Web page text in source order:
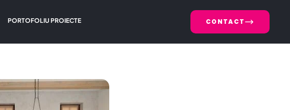
PORTOFOLIU PROIECTE CONTACT